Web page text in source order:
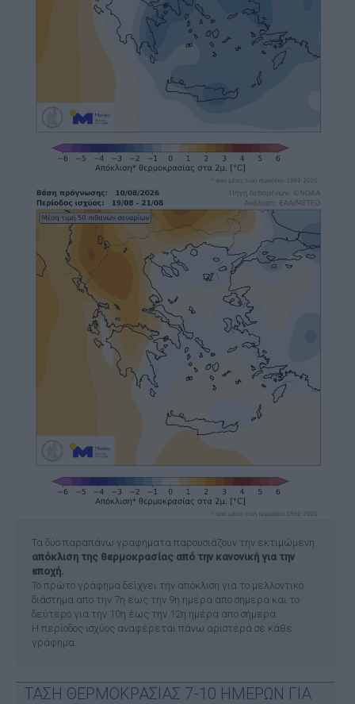
Τα δύο παραπάνω γραφήματα παρουσιάζουν την εκτιμώμενη
απόκλιση της θερμοκρασίας από την κανονική για την
εποχή.
Το πρώτο γράφημα δείχνει την απόκλιση για το μελλοντικό
διάστημα απο την 7η έως την 9η ημέρα απο σήμερα και το
δεύτερο για την 10η έως την 12η ημέρα απο σήμερα.
Η περίοδος ισχύος αναφέρεται πάνω αριστερά σε κάθε
γράφημα.
ΤΑΣΗ ΘΕΡΜΟΚΡΑΣΙΑΣ 7-10 ΗΜΕΡΩΝ ΓΙΑ